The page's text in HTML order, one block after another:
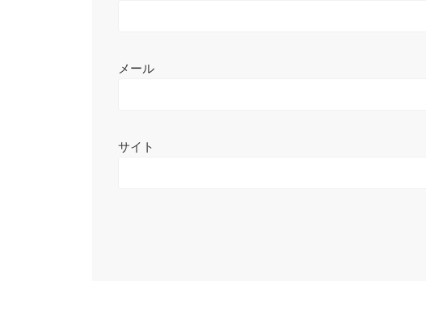
メール
サイト